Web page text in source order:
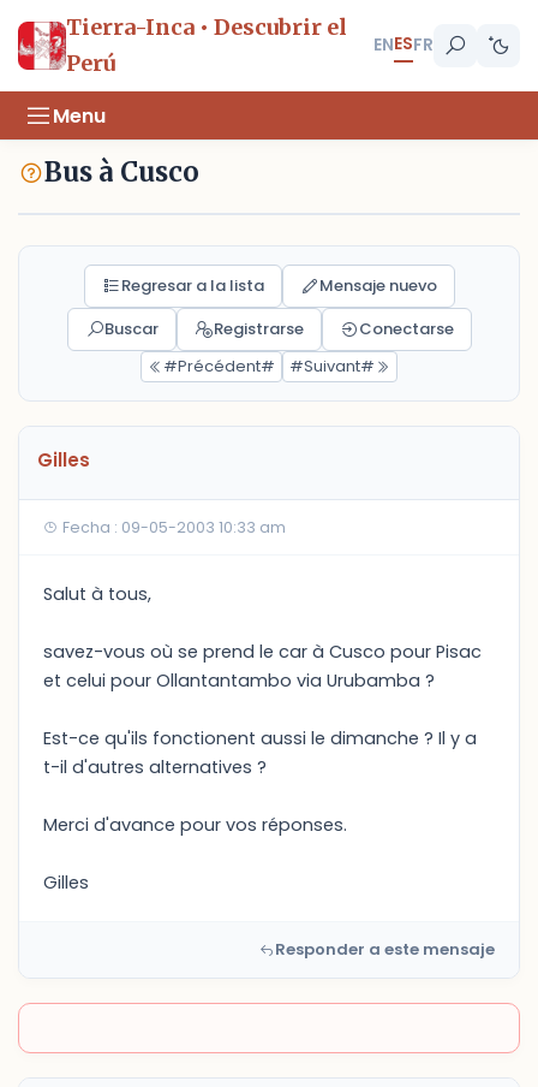
Tierra-Inca • Descubrir el
Perú
ENESFR
Menu
Bus à Cusco
Regresar a la lista
Mensaje nuevo
Buscar
Registrarse
Conectarse
#Précédent#
#Suivant#
Gilles
Fecha : 09-05-2003 10:33 am
Salut à tous,
savez-vous où se prend le car à Cusco pour Pisac
et celui pour Ollantantambo via Urubamba ?
Est-ce qu'ils fonctionent aussi le dimanche ? Il y a
t-il d'autres alternatives ?
Merci d'avance pour vos réponses.
Gilles
Responder a este mensaje